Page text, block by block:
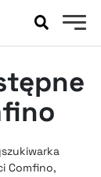
Comfino,